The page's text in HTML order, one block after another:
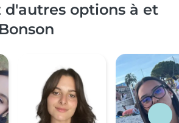
d'autres options à et